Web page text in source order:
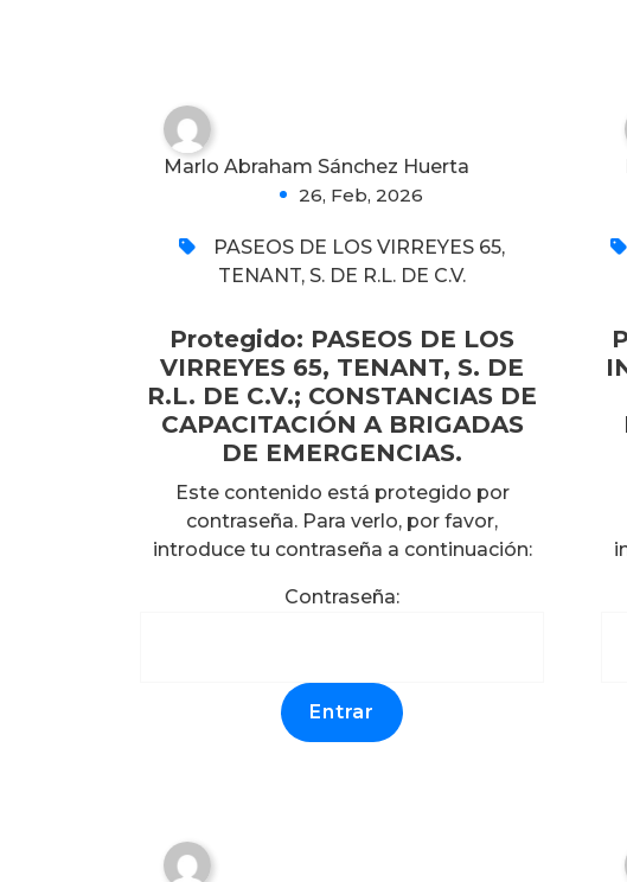
Marlo Abraham Sánchez Huerta
26, Feb, 2026
PASEOS DE LOS VIRREYES 65,
TENANT, S. DE R.L. DE C.V.
Protegido: PASEOS DE LOS
VIRREYES 65, TENANT, S. DE
R.L. DE C.V.; CONSTANCIAS DE
CAPACITACIÓN A BRIGADAS
DE EMERGENCIAS.
Este contenido está protegido por
contraseña. Para verlo, por favor,
introduce tu contraseña a continuación:
Contraseña:
MARKETING
CAPACITACIÓN A
BRIGADAS DE